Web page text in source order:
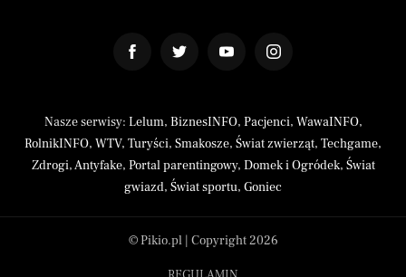
Nasze serwisy: Lelum, BiznesINFO, Pacjenci, WawaINFO,
RolnikINFO, WTV, Turyści, Smakosze, Świat zwierząt, Techgame,
Zdrogi,Antyfake, Portal parentingowy, Domek i Ogródek, Świat
gwiazd, Świat sportu, Goniec
© Pikio.pl | Copyright 2026